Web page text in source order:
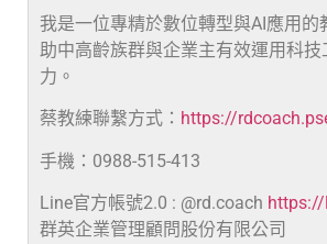
我是一位專精於數位轉型與AI應用的
助中高齡族群與企業主有效運用科技
力。
蔡教練聯繫方式： https://
手機：0988-515-413
Line官方帳號2.0 : @rd.coach
群英企業管理顧問股份有限公司